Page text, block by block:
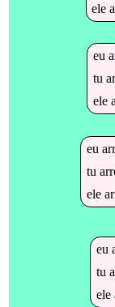
ele
eu
tu
ele
eu
tu
ele
eu
tu
ele